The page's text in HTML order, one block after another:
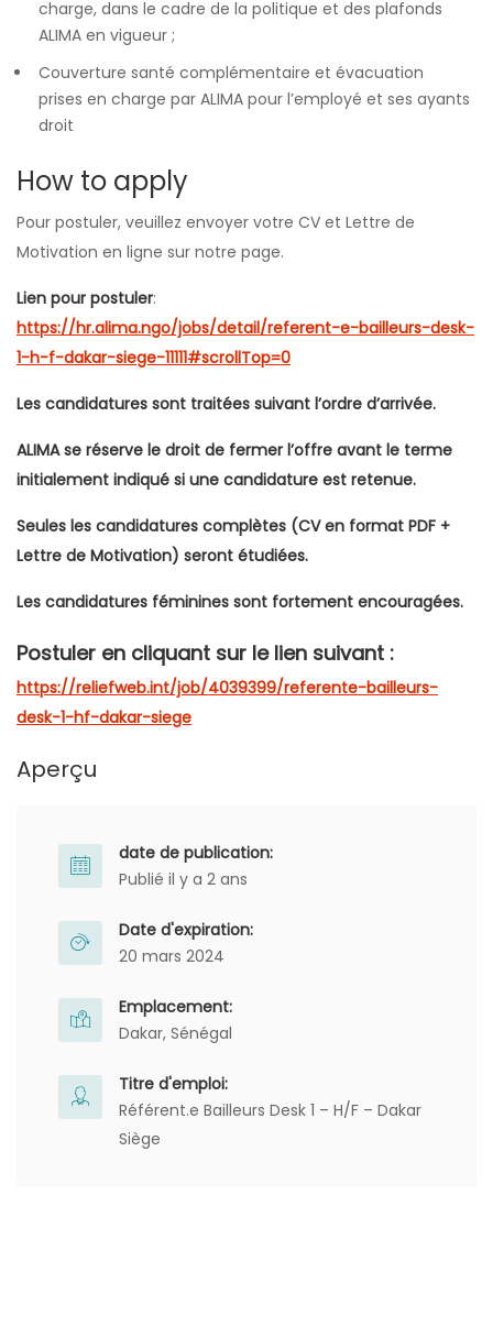
charge, dans le cadre de la politique et des plafonds
ALIMA en vigueur ;
Couverture santé complémentaire et évacuation
prises en charge par ALIMA pour l’employé et ses ayants
droit
How to apply
Pour postuler, veuillez envoyer votre CV et Lettre de
Motivation en ligne sur notre page.
Lien pour postuler:
https://hr.alima.ngo/jobs/detail/referent-e-bailleurs-desk-
1-h-f-dakar-siege-11111#scrollTop=0
Les candidatures sont traitées suivant l’ordre d’arrivée.
ALIMA se réserve le droit de fermer l’offre avant le terme
initialement indiqué si une candidature est retenue.
Seules les candidatures complètes (CV en format PDF +
Lettre de Motivation) seront étudiées.
Les candidatures féminines sont fortement encouragées.
Postuler en cliquant sur le lien suivant :
https://reliefweb.int/job/4039399/referente-bailleurs-
desk-1-hf-dakar-siege
Aperçu
date de publication:
Publié il y a 2 ans
Date d'expiration:
20 mars 2024
Emplacement:
Dakar, Sénégal
Titre d'emploi:
Référent.e Bailleurs Desk 1 – H/F – Dakar
Siège